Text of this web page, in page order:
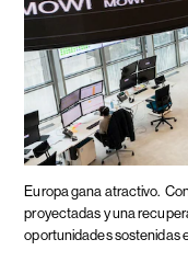
Europa gana atractivo.
proyectadas y una
oportunidades sostenidas